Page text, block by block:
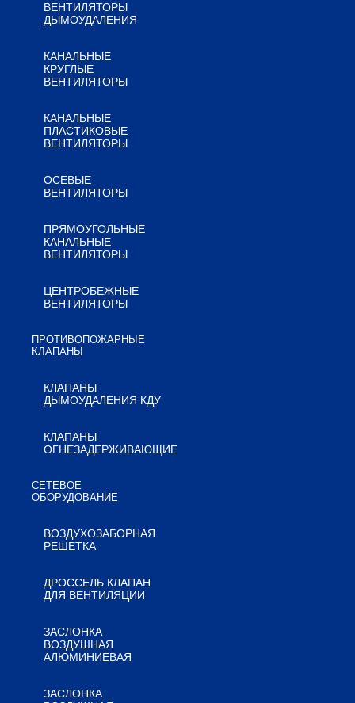
ВЕНТИЛЯТОРЫ
ДЫМОУДАЛЕНИЯ
КАНАЛЬНЫЕ
КРУГЛЫЕ
ВЕНТИЛЯТОРЫ
КАНАЛЬНЫЕ
ПЛАСТИКОВЫЕ
ВЕНТИЛЯТОРЫ
ОСЕВЫЕ
ВЕНТИЛЯТОРЫ
ПРЯМОУГОЛЬНЫЕ
КАНАЛЬНЫЕ
ВЕНТИЛЯТОРЫ
ЦЕНТРОБЕЖНЫЕ
ВЕНТИЛЯТОРЫ
ПРОТИВОПОЖАРНЫЕ
КЛАПАНЫ
КЛАПАНЫ
ДЫМОУДАЛЕНИЯ КДУ
КЛАПАНЫ
ОГНЕЗАДЕРЖИВАЮЩИЕ
СЕТЕВОЕ
ОБОРУДОВАНИЕ
ВОЗДУХОЗАБОРНАЯ
РЕШЕТКА
ДРОССЕЛЬ КЛАПАН
ДЛЯ ВЕНТИЛЯЦИИ
ЗАСЛОНКА
ВОЗДУШНАЯ
АЛЮМИНИЕВАЯ
ЗАСЛОНКА